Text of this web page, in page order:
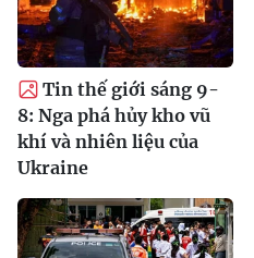
Tin thế giới sáng 9-
8: Nga phá hủy kho vũ
khí và nhiên liệu của
Ukraine